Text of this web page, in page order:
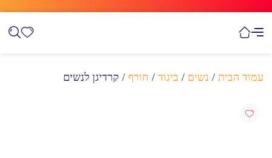
עמוד הבית / נשים / ביגוד / חורף / קרדיגן לנשים